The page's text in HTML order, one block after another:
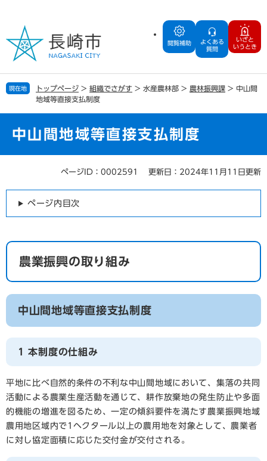
の
で
す
ー
ば
し
閲覧補助
よくある
質問
いざと
いうとき
現在地 トップページ > 組織でさがす > 水産農林部 > 農林振興課 > 中山間
地域等直接支払制度
中山間地域等直接支払制度
ページID：0002591 更新日：2024年11月11日更新
ページ内目次
農業振興の取り組み
中山間地域等直接支払制度
1 本制度の仕組み
平地に比べ自然的条件の不利な中山間地域において、集落の共同
活動による農業生産活動を通じて、耕作放棄地の発生防止や多面
的機能の増進を図るため、一定の傾斜要件を満たす農業振興地域
農用地区域内で1ヘクタール以上の農用地を対象として、農業者
に対し協定面積に応じた交付金が交付される。